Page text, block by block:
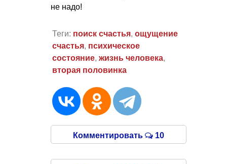
не надо!
Теги: поиск счастья, ощущение
счастья, психическое
состояние, жизнь человека,
вторая половинка
Комментировать 10